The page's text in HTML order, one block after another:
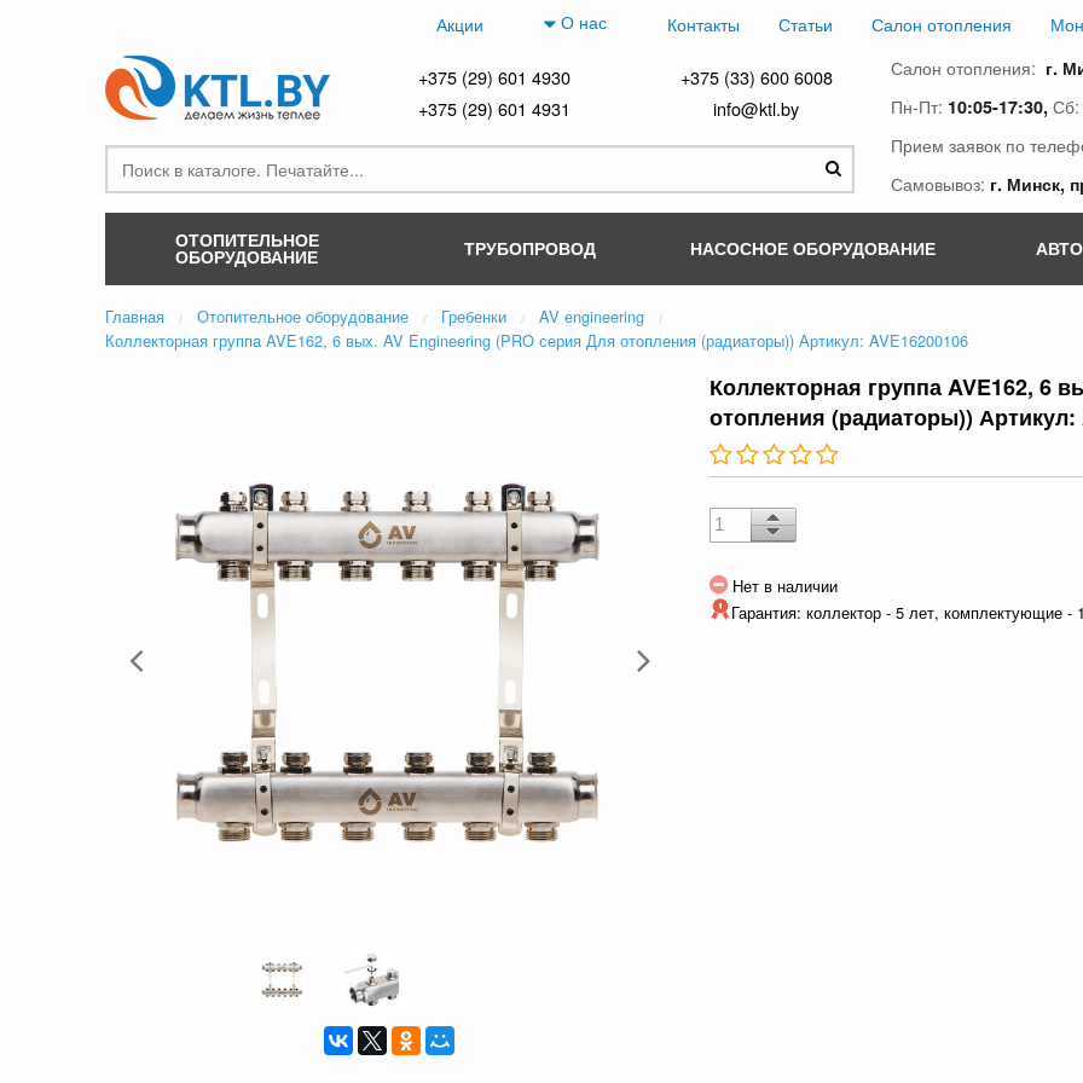
Акции О нас Контакты Статьи Салон отопления
+375 (29) 601 4930
+375 (33) 600 6008
+375 (29) 601 4931
info@ktl.by
Салон отопления: г.
Пн-Пт: 10:05-17:30, Сб:
Прием заявок по
Самовывоз: г. Минск,
ОТОПИТЕЛЬНОЕ
ОБОРУДОВАНИЕ ТРУБОПРОВОД НАСОСНОЕ ОБОРУДОВАНИЕ
Главная Отопительное оборудование Гребенки
AV engineering
Коллекторная группа AVE162, 6 вых. AV Engineering (PRO серия Для отопления (радиаторы)) Артикул: AVE16200106
Коллекторная группа AVE162, 6
отопления (радиаторы)) Артикул:
Нет в наличии
Гарантия: коллектор - 5 лет, комплектующие -